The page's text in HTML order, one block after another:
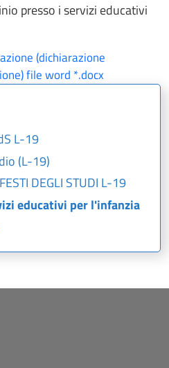
presso i servizi educativi
(dichiarazione
file word *.docx
L-19
(L-19)
DEGLI STUDI L-19
educativi per l'infanzia